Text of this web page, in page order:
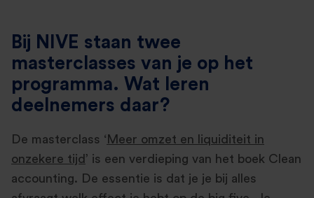
Bij NIVE staan twee
masterclasses van je op het
programma. Wat leren
deelnemers daar?
De masterclass ‘ Meer omzet en liquiditeit in
onzekere tijd ’ is een verdieping van het boek Clean
accounting. De essentie is dat je je bij alles